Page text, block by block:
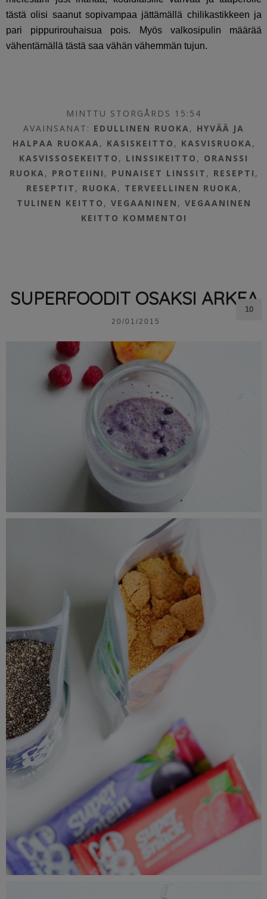
tästä olisi saanut sopivampaa jättämällä chilikastikkeen ja
pari pippurirouhaisua pois. Myös valkosipulin määrää
vähentämällä tästä saa vähän vähemmän tujun.
MINTTU STORGÅRDS 15:54
AVAINSANAT: EDULLINEN RUOKA, HYVÄÄ JA
HALPAA RUOKAA, KASISKEITTO , KASVISRUOKA,
KASVISSOSEKEITTO , LINSSIKEITTO , ORANSSI
RUOKA, PROTEIINI , PUNAISET LINSSIT , RESEPTI ,
RESEPTIT , RUOKA, TERVEELLINEN RUOKA,
TULINEN KEITTO , VEGAANINEN , VEGAANINEN
KEITTO KOMMENTOI
SUPERFOODIT OSAKSI ARKEA
20/01/2015
10